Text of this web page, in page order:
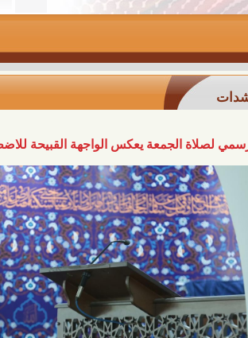
يعكس الواجهة القبيحة للاضطهاد الديني